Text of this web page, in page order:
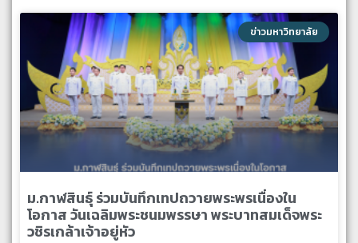
ข่าวมหาวิทยาลัย
ม.กาฬสินธุ์ ร่วมบันทึกเทปถวายพระพรเนื่องใน
โอกาส วันเฉลิมพระชนมพรรษา พระบาทสมเด็จพระ
วชิรเกล้าเจ้าอยู่หัว